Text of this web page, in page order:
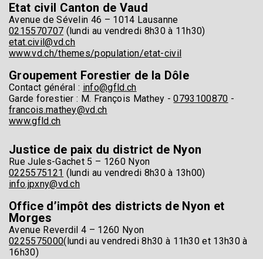
Etat civil Canton de Vaud
Avenue de Sévelin 46 – 1014 Lausanne
0215570707 (lundi au vendredi 8h30 à 11h30)
etat.civil@vd.ch
www.vd.ch/themes/population/etat-civil
Groupement Forestier de la Dôle
Contact général : info@gfld.ch
Garde forestier : M. François Mathey -0793100870 -
francois.mathey@vd.ch
www.gfld.ch
Justice de paix du district de Nyon
Rue Jules-Gachet 5 – 1260 Nyon
0225575121 (lundi au vendredi 8h30 à 13h00)
info.jpxny@vd.ch
Office d’impôt des districts de Nyon et
Morges
Avenue Reverdil 4 – 1260 Nyon
0225575000(lundi au vendredi 8h30 à 11h30 et 13h30 à
16h30)